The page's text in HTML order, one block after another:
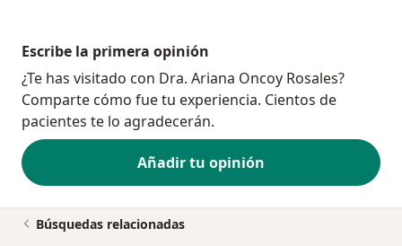
Escribe la primera opinión
¿Te has visitado con Dra. Ariana Oncoy Rosales?
Comparte cómo fue tu experiencia. Cientos de
pacientes te lo agradecerán.
Añadir tu opinión
Búsquedas relacionadas